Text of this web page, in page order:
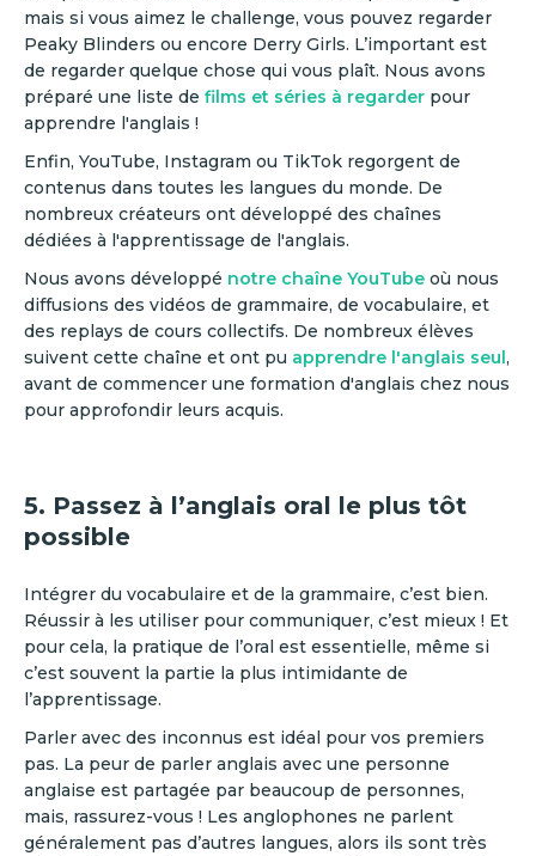
mais si vous aimez le challenge, vous pouvez regarder
Peaky Blinders ou encore Derry Girls. L’important est
de regarder quelque chose qui vous plaît. Nous avons
préparé une liste de films et séries à regarder pour
apprendre l'anglais !
Enfin, YouTube, Instagram ou TikTok regorgent de
contenus dans toutes les langues du monde. De
nombreux créateurs ont développé des chaînes
dédiées à l'apprentissage de l'anglais.
Nous avons développé notre chaîne YouTube où nous
diffusions des vidéos de grammaire, de vocabulaire, et
des replays de cours collectifs. De nombreux élèves
suivent cette chaîne et ont pu apprendre l'anglais seul,
avant de commencer une formation d'anglais chez nous
pour approfondir leurs acquis.
5. Passez à l’anglais oral le plus tôt
possible
Intégrer du vocabulaire et de la grammaire, c’est bien.
Réussir à les utiliser pour communiquer, c’est mieux ! Et
pour cela, la pratique de l’oral est essentielle, même si
c’est souvent la partie la plus intimidante de
l’apprentissage.
Parler avec des inconnus est idéal pour vos premiers
pas. La peur de parler anglais avec une personne
anglaise est partagée par beaucoup de personnes,
mais, rassurez-vous ! Les anglophones ne parlent
généralement pas d’autres langues, alors ils sont très